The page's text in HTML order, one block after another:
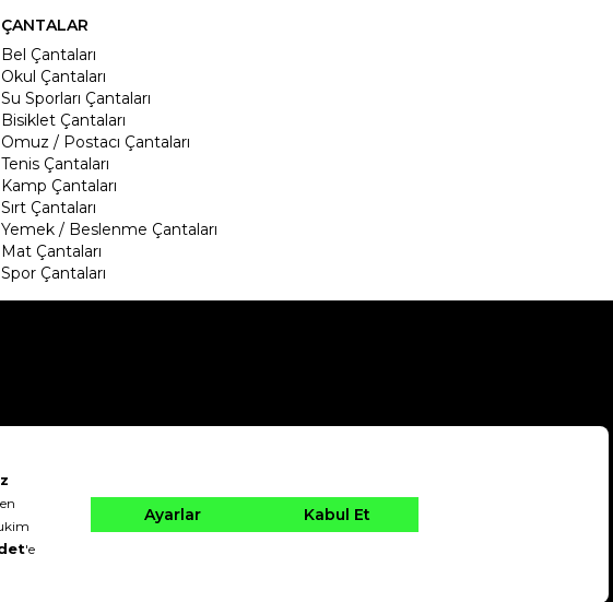
ÇANTALAR
Bel Çantaları
Okul Çantaları
Su Sporları Çantaları
Bisiklet Çantaları
Omuz / Postacı Çantaları
Tenis Çantaları
Kamp Çantaları
Sırt Çantaları
Yemek / Beslenme Çantaları
Mat Çantaları
Spor Çantaları